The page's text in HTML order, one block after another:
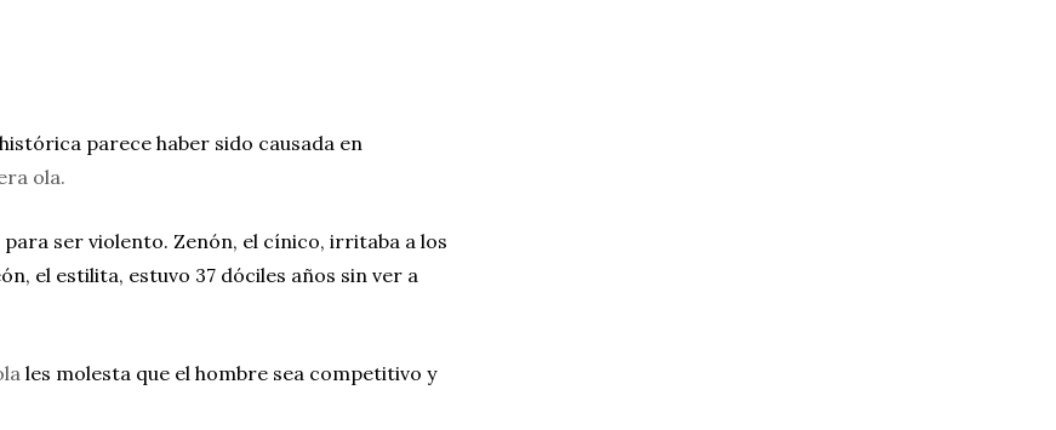
parece haber sido causada en
ola.
ser violento. Zenón, el cínico, irritaba a los
el estilita, estuvo 37 dóciles años sin ver a
les molesta que el hombre sea competitivo y